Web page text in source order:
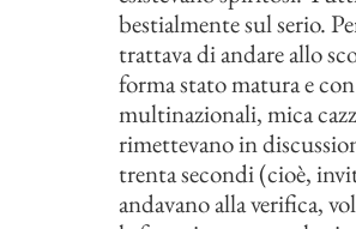
bestialmente sul serio.
trattava di andare allo
forma stato matura e
multinazionali, mica
rimettevano in
trenta secondi (cioè,
andavano alla verifica,